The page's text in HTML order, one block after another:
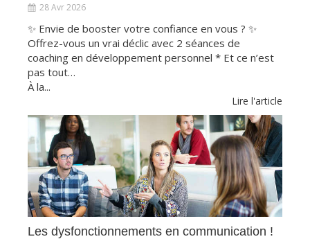
28 Avr 2026
✨ Envie de booster votre confiance en vous ? ✨
Offrez-vous un vrai déclic avec 2 séances de
coaching en développement personnel * Et ce n’est
pas tout…
À la...
Lire l'article
Les dysfonctionnements en communication !